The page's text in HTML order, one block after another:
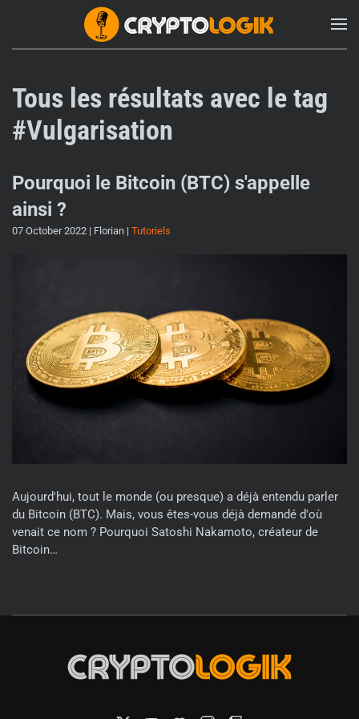
Tous les résultats avec le tag
#Vulgarisation
Pourquoi le Bitcoin (BTC) s'appelle
ainsi ?
07 October 2022 | Florian | Tutoriels
Aujourd'hui, tout le monde (ou presque) a déjà entendu parler
du Bitcoin (BTC). Mais, vous êtes-vous déjà demandé d'où
venait ce nom ? Pourquoi Satoshi Nakamoto, créateur de
Bitcoin…